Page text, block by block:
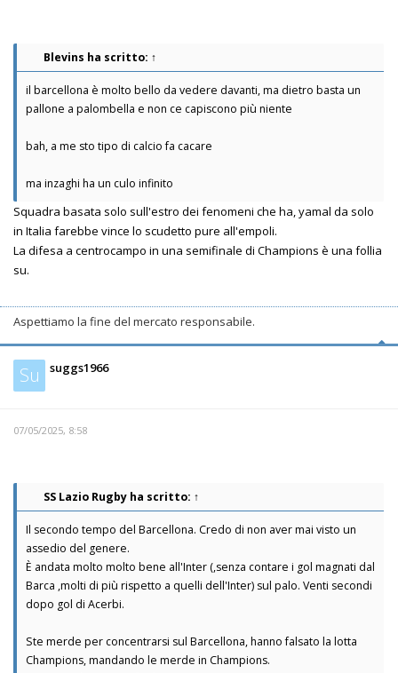
Blevins ha scritto: ↑
il barcellona è molto bello da vedere davanti, ma dietro basta un
pallone a palombella e non ce capiscono più niente
bah, a me sto tipo di calcio fa cacare
ma inzaghi ha un culo infinito
Squadra basata solo sull'estro dei fenomeni che ha, yamal da solo
in Italia farebbe vince lo scudetto pure all'empoli.
La difesa a centrocampo in una semifinale di Champions è una follia
su.
Aspettiamo la fine del mercato responsabile.
Su suggs1966
07/05/2025, 8:58
SS Lazio Rugby ha scritto: ↑
Il secondo tempo del Barcellona. Credo di non aver mai visto un
assedio del genere.
È andata molto molto bene all'Inter (,senza contare i gol magnati dal
Barca ,molti di più rispetto a quelli dell'Inter) sul palo. Venti secondi
dopo gol di Acerbi.
Ste merde per concentrarsi sul Barcellona, hanno falsato la lotta
Champions, mandando le merde in Champions.